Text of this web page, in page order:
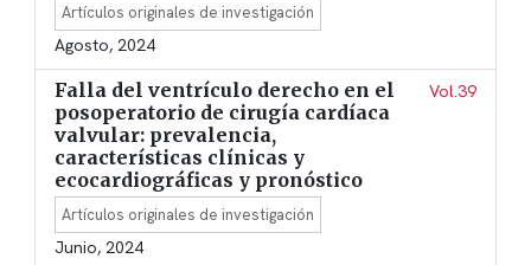
Artículos originales de investigación
Agosto, 2024
Falla del ventrículo derecho en el
posoperatorio de cirugía cardíaca
valvular: prevalencia,
características clínicas y
ecocardiográficas y pronóstico
Vol.39
Artículos originales de investigación
Junio, 2024